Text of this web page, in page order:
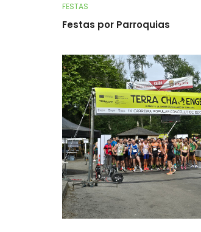
FESTAS
Festas por Parroquias